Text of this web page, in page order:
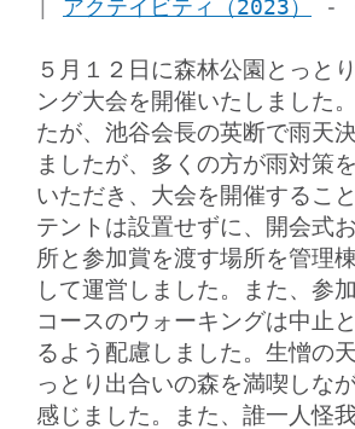
アクテイビティ（2023） -
５月１２日に森林公園とっと
ング大会を開催いたしました
たが、池谷会長の英断で雨天
ましたが、多くの方が雨対策
いただき、大会を開催するこ
テントは設置せずに、開会式
所と参加賞を渡す場所を管理
して運営しました。また、参
コースのウォーキングは中止
るよう配慮しました。生憎の
っとり出合いの森を満喫しな
感じました。また、誰一人怪